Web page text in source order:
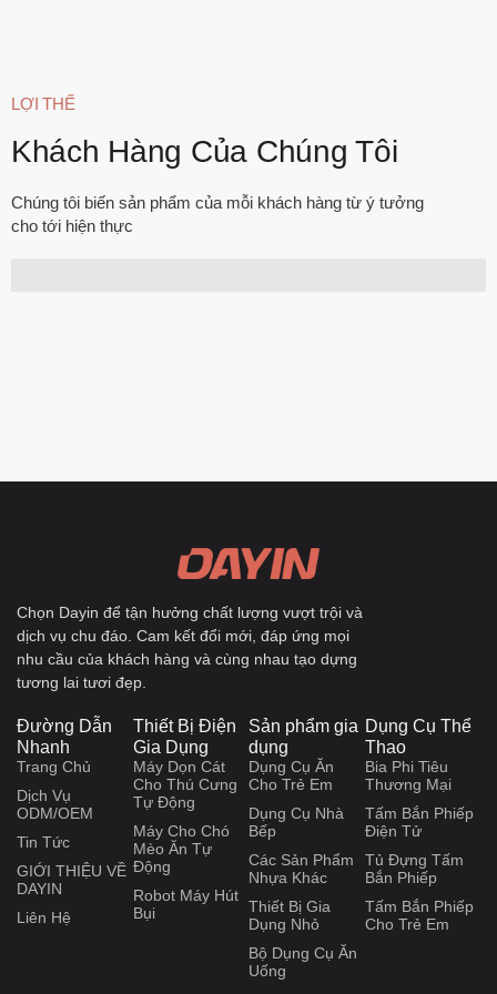
LỢI THẾ
Khách Hàng Của Chúng Tôi
Chúng tôi biến sản phẩm của mỗi khách hàng từ ý tưởng
cho tới hiện thực
Chọn Dayin để tận hưởng chất lượng vượt trội và
dịch vụ chu đáo. Cam kết đổi mới, đáp ứng mọi
nhu cầu của khách hàng và cùng nhau tạo dựng
tương lai tươi đẹp.
Đường Dẫn
Nhanh
Trang Chủ
Dịch Vụ
ODM/OEM
Tin Tức
GIỚI THIỆU VỀ
DAYIN
Liên Hệ
Thiết Bị Điện
Gia Dụng
Máy Dọn Cát
Cho Thú Cưng
Tự Động
Máy Cho Chó
Mèo Ăn Tự
Động
Robot Máy Hút
Bụi
Sản phẩm gia
dụng
Dụng Cụ Ăn
Cho Trẻ Em
Dụng Cụ Nhà
Bếp
Các Sản Phẩm
Nhựa Khác
Thiết Bị Gia
Dụng Nhỏ
Bộ Dụng Cụ Ăn
Uống
Dụng Cụ Thể
Thao
Bia Phi Tiêu
Thương Mại
Tấm Bắn Phiếp
Điện Tử
Tủ Đựng Tấm
Bắn Phiếp
Tấm Bắn Phiếp
Cho Trẻ Em